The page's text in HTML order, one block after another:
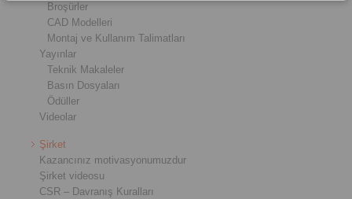
Broşürler
CAD Modelleri
Montaj ve Kullanım Talimatları
Yayınlar
Teknik Makaleler
Basın Dosyaları
Ödüller
Videolar
Şirket
Kazancınız motivasyonumuzdur
Şirket videosu
CSR – Davranış Kuralları